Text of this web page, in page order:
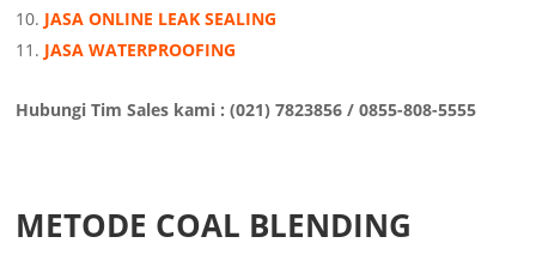
JASA ONLINE LEAK SEALING
JASA WATERPROOFING
Hubungi Tim Sales kami : (021) 7823856 / 0855-808-5555
METODE COAL BLENDING